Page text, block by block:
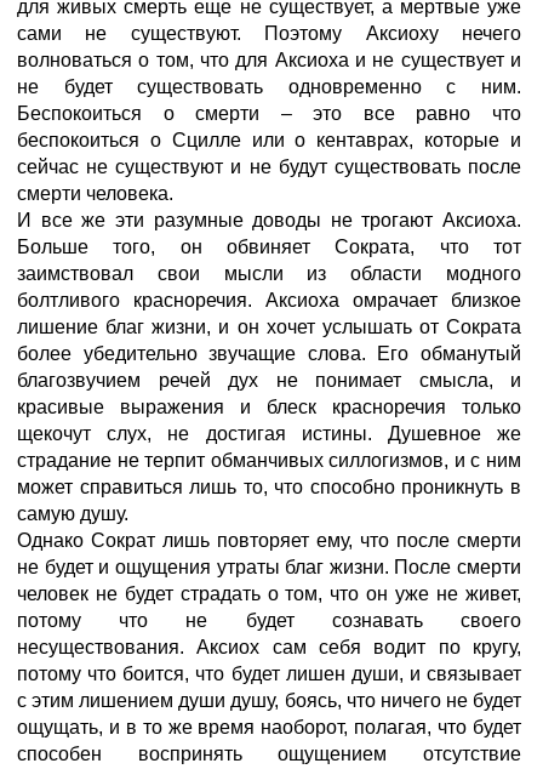
для живых смерть еще не существует, а мертвые уже
сами не существуют. Поэтому Аксиоху нечего
волноваться о том, что для Аксиоха и не существует и
не будет существовать одновременно с ним.
Беспокоиться о смерти – это все равно что
беспокоиться о Сцилле или о кентаврах, которые и
сейчас не существуют и не будут существовать после
смерти человека.
И все же эти разумные доводы не трогают Аксиоха.
Больше того, он обвиняет Сократа, что тот
заимствовал свои мысли из области модного
болтливого красноречия. Аксиоха омрачает близкое
лишение благ жизни, и он хочет услышать от Сократа
более убедительно звучащие слова. Его обманутый
благозвучием речей дух не понимает смысла, и
красивые выражения и блеск красноречия только
щекочут слух, не достигая истины. Душевное же
страдание не терпит обманчивых силлогизмов, и с ним
может справиться лишь то, что способно проникнуть в
самую душу.
Однако Сократ лишь повторяет ему, что после смерти
не будет и ощущения утраты благ жизни. После смерти
человек не будет страдать о том, что он уже не живет,
потому что не будет сознавать своего
несуществования. Аксиох сам себя водит по кругу,
потому что боится, что будет лишен души, и связывает
с этим лишением души душу, боясь, что ничего не будет
ощущать, и в то же время наоборот, полагая, что будет
способен воспринять ощущением отсутствие